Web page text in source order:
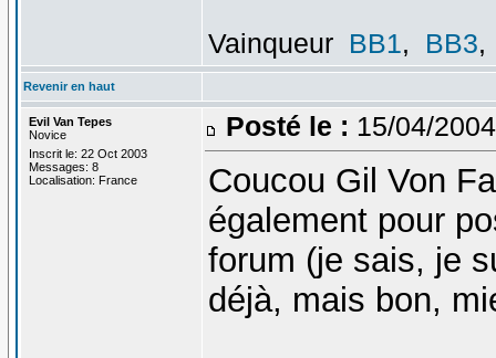
Vainqueur BB1, BB3,
Revenir en haut
Evil Van Tepes
Novice
Inscrit le: 22 Oct 2003
Messages: 8
Localisation: France
Posté le : 15/04/
Coucou Gil Von
également pour
forum (je sais, je
déjà, mais bon,